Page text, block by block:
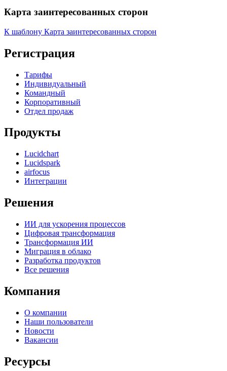
Карта заинтересованных сторон
К шаблону Карта заинтересованных сторон
Регистрация
Тарифы
Индивидуальный
Командный
Корпоративный
Отдел продаж
Продукты
Lucidchart
Lucidspark
airfocus
Интеграции
Решения
ИИ для ускорения процессов
Цифровая трансформация
Трансформация ИИ
Миграция в облако
Разработка продуктов
Все решения
Компания
О компании
Наши пользователи
Новости
Вакансии
Ресурсы